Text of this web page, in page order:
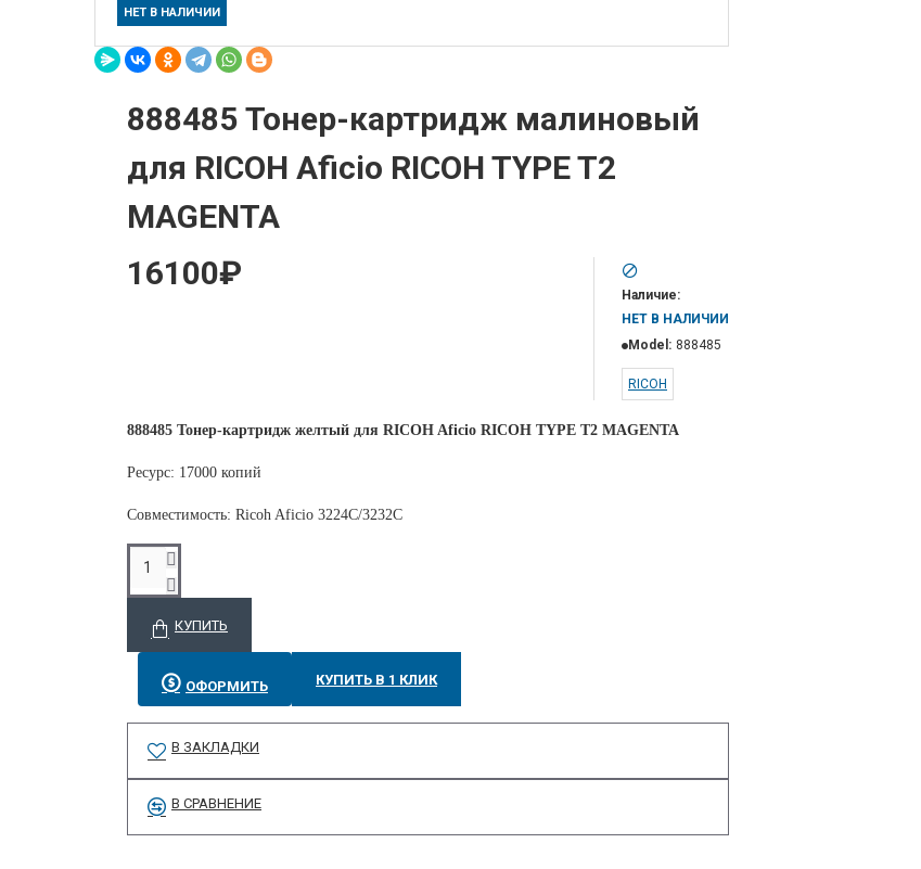
НЕТ В НАЛИЧИИ
888485 Тонер-картридж малиновый
для RICOH Aficio RICOH TYPE T2
MAGENTA
16100₽
Наличие:
НЕТ В НАЛИЧИИ
Model: 888485
RICOH
888485 Тонер-картридж желтый для RICOH Aficio RICOH TYPE T2 MAGENTA
Ресурс: 17000 копий
Совместимость: Ricoh Aficio 3224C/3232C
КУПИТЬ
ОФОРМИТЬ КУПИТЬ В 1 КЛИК
В ЗАКЛАДКИ
В СРАВНЕНИЕ